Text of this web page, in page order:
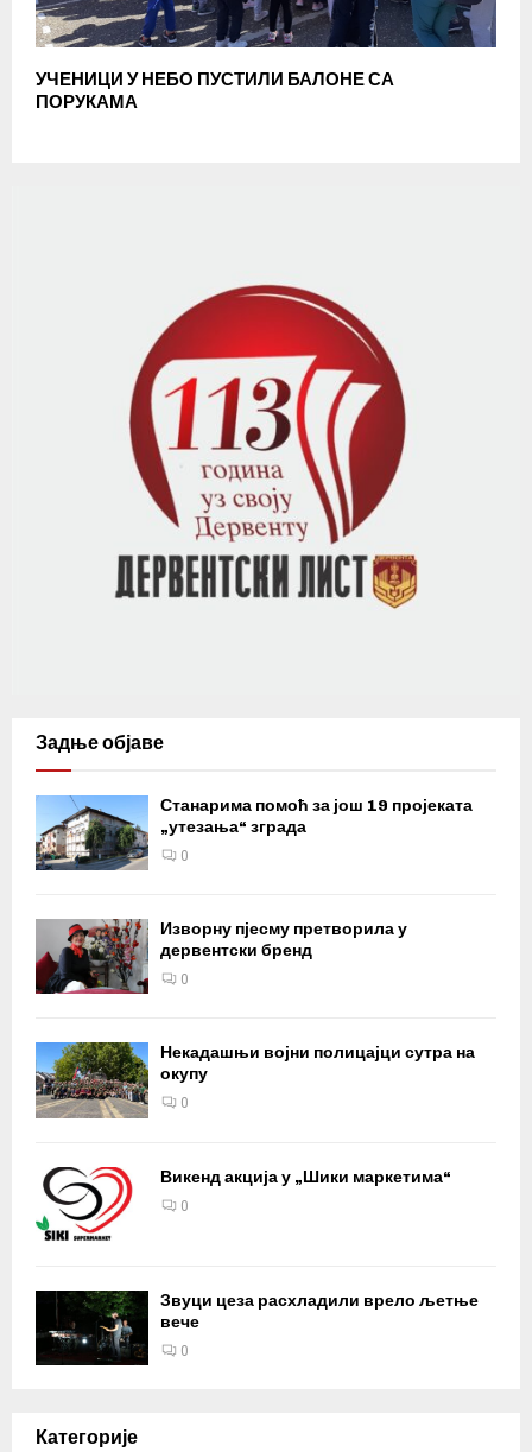
УЧЕНИЦИ У НЕБО ПУСТИЛИ БАЛОНЕ СА
ПОРУКАМА
Задње објаве
Станарима помоћ за још 19 пројеката
„утезања“ зграда
0
Изворну пјесму претворила у
дервентски бренд
0
Некадашњи војни полицајци сутра на
окупу
0
Викенд акција у „Шики маркетима“
0
Звуци цеза расхладили врело љетње
вече
0
Категорије